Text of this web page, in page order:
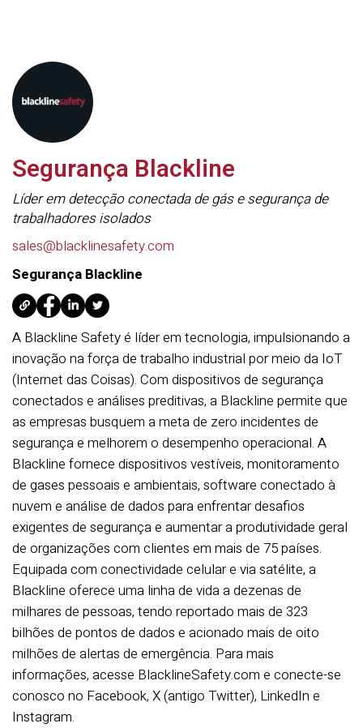
Segurança Blackline
Líder em detecção conectada de gás e segurança de
trabalhadores isolados
sales@blacklinesafety.com
Segurança Blackline
A Blackline Safety é líder em tecnologia, impulsionando a
inovação na força de trabalho industrial por meio da IoT
(Internet das Coisas). Com dispositivos de segurança
conectados e análises preditivas, a Blackline permite que
as empresas busquem a meta de zero incidentes de
segurança e melhorem o desempenho operacional. A
Blackline fornece dispositivos vestíveis, monitoramento
de gases pessoais e ambientais, software conectado à
nuvem e análise de dados para enfrentar desafios
exigentes de segurança e aumentar a produtividade geral
de organizações com clientes em mais de 75 países.
Equipada com conectividade celular e via satélite, a
Blackline oferece uma linha de vida a dezenas de
milhares de pessoas, tendo reportado mais de 323
bilhões de pontos de dados e acionado mais de oito
milhões de alertas de emergência. Para mais
informações, acesse BlacklineSafety.com e conecte-se
conosco no Facebook, X (antigo Twitter), LinkedIn e
Instagram.